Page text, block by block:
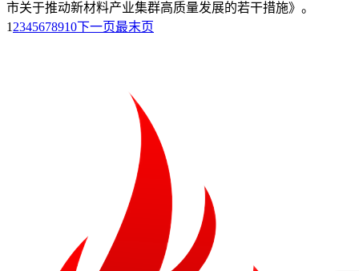
市关于推动新材料产业集群高质量发展的若干措施》。
1 2345678910下一页最末页